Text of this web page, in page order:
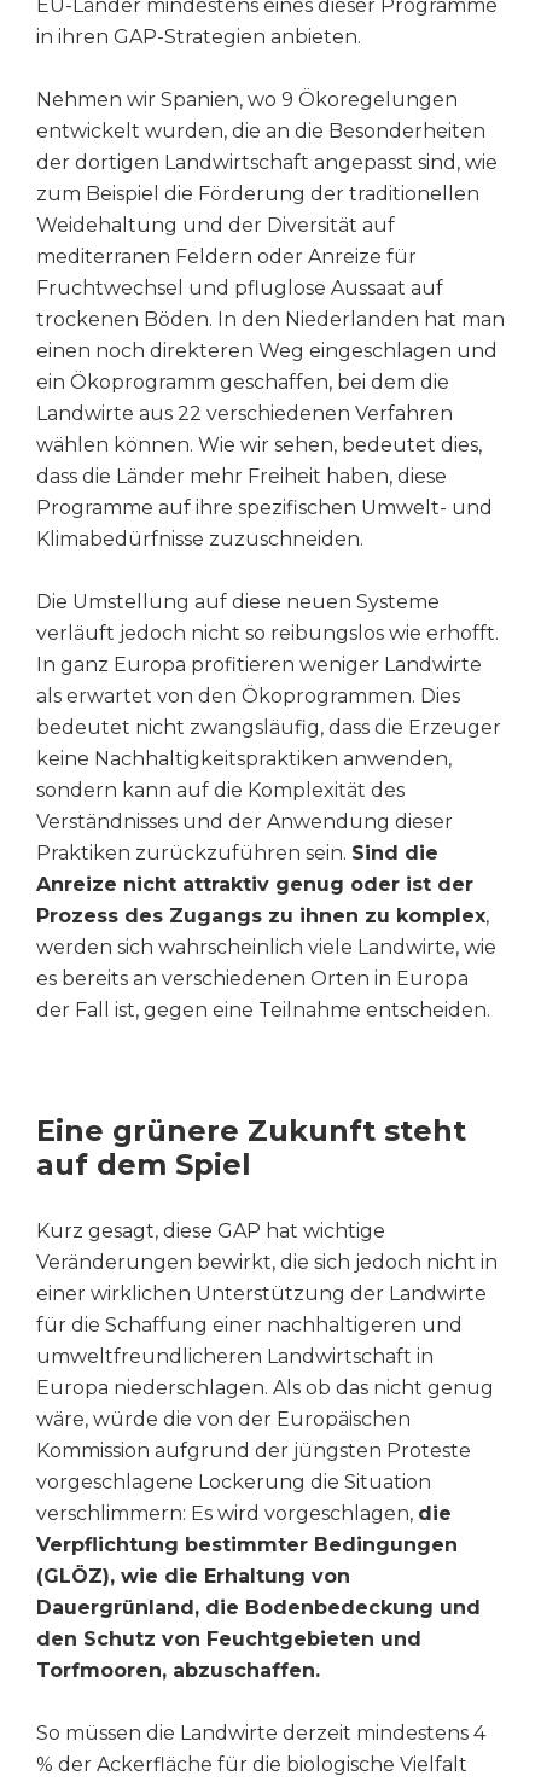
EU-Länder mindestens eines dieser Programme
in ihren GAP-Strategien anbieten.
Nehmen wir Spanien, wo 9 Ökoregelungen
entwickelt wurden, die an die Besonderheiten
der dortigen Landwirtschaft angepasst sind, wie
zum Beispiel die Förderung der traditionellen
Weidehaltung und der Diversität auf
mediterranen Feldern oder Anreize für
Fruchtwechsel und pfluglose Aussaat auf
trockenen Böden. In den Niederlanden hat man
einen noch direkteren Weg eingeschlagen und
ein Ökoprogramm geschaffen, bei dem die
Landwirte aus 22 verschiedenen Verfahren
wählen können. Wie wir sehen, bedeutet dies,
dass die Länder mehr Freiheit haben, diese
Programme auf ihre spezifischen Umwelt- und
Klimabedürfnisse zuzuschneiden.
Die Umstellung auf diese neuen Systeme
verläuft jedoch nicht so reibungslos wie erhofft.
In ganz Europa profitieren weniger Landwirte
als erwartet von den Ökoprogrammen. Dies
bedeutet nicht zwangsläufig, dass die Erzeuger
keine Nachhaltigkeitspraktiken anwenden,
sondern kann auf die Komplexität des
Verständnisses und der Anwendung dieser
Praktiken zurückzuführen sein. Sind die
Anreize nicht attraktiv genug oder ist der
Prozess des Zugangs zu ihnen zu komplex,
werden sich wahrscheinlich viele Landwirte, wie
es bereits an verschiedenen Orten in Europa
der Fall ist, gegen eine Teilnahme entscheiden.
Eine grünere Zukunft steht
auf dem Spiel
Kurz gesagt, diese GAP hat wichtige
Veränderungen bewirkt, die sich jedoch nicht in
einer wirklichen Unterstützung der Landwirte
für die Schaffung einer nachhaltigeren und
umweltfreundlicheren Landwirtschaft in
Europa niederschlagen. Als ob das nicht genug
wäre, würde die von der Europäischen
Kommission aufgrund der jüngsten Proteste
vorgeschlagene Lockerung die Situation
verschlimmern: Es wird vorgeschlagen, die
Verpflichtung bestimmter Bedingungen
(GLÖZ), wie die Erhaltung von
Dauergrünland, die Bodenbedeckung und
den Schutz von Feuchtgebieten und
Torfmooren, abzuschaffen.
So müssen die Landwirte derzeit mindestens 4
% der Ackerfläche für die biologische Vielfalt